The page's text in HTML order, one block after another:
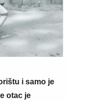
i samo je
otac je